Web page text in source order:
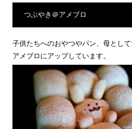
つぶやき＠アメブロ
子供たちへのおやつやパン、母として
アメブロにアップしています。